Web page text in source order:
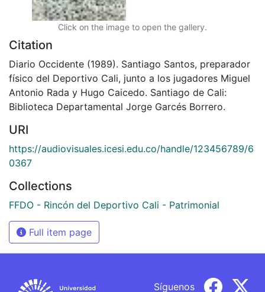
Click on the image to open the gallery.
Citation
Diario Occidente (1989). Santiago Santos, preparador
físico del Deportivo Cali, junto a los jugadores Miguel
Antonio Rada y Hugo Caicedo. Santiago de Cali:
Biblioteca Departamental Jorge Garcés Borrero.
URI
https://audiovisuales.icesi.edu.co/handle/123456789/6
0367
Collections
FFDO - Rincón del Deportivo Cali - Patrimonial
Full item page
Síguenos